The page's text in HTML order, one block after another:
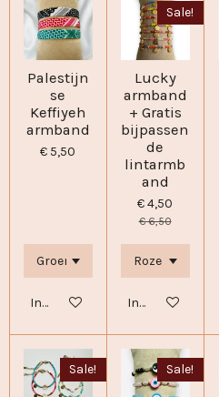
Palestijn
se
Keffiyeh
armband
€ 5,50
In winkelwagen
Sale!
Lucky
armband
+ Gratis
bijpassen
de
lintarmb
and
€ 4,50
€ 6,50
In winkelwagen
Sale! Sale!